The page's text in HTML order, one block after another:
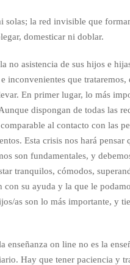
solas; la red invisible que
domesticar ni doblar.
no asistencia de sus hijos e
inconvenientes que trataremos,
En primer lugar, lo más
dispongan de todas las
al contacto con las
Esta crisis nos hará pensar
son fundamentales, y
tranquilos, cómodos,
con su ayuda y la que le
as son lo más importante, y
enseñanza on line no es la
Hay que tener paciencia y